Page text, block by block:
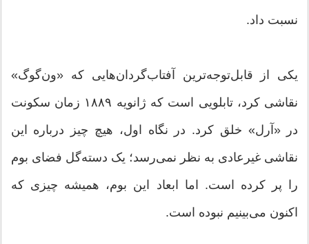
نسبت داد.
یکی از قابل‌توجه‌ترین آفتاب‌گردان‌هایی که «ون‌گوگ»
نقاشی کرد،‌ تابلویی است که ژانویه ۱۸۸۹ زمان سکونت
در «آرل» خلق کرد. در نگاه اول،‌ هیچ چیز درباره این
نقاشی غیرعادی به نظر نمی‌رسد؛‌ یک دسته‌گل فضای بوم
را پر کرده است. اما ابعاد این بوم، همیشه چیزی که
اکنون می‌بینیم نبوده است.